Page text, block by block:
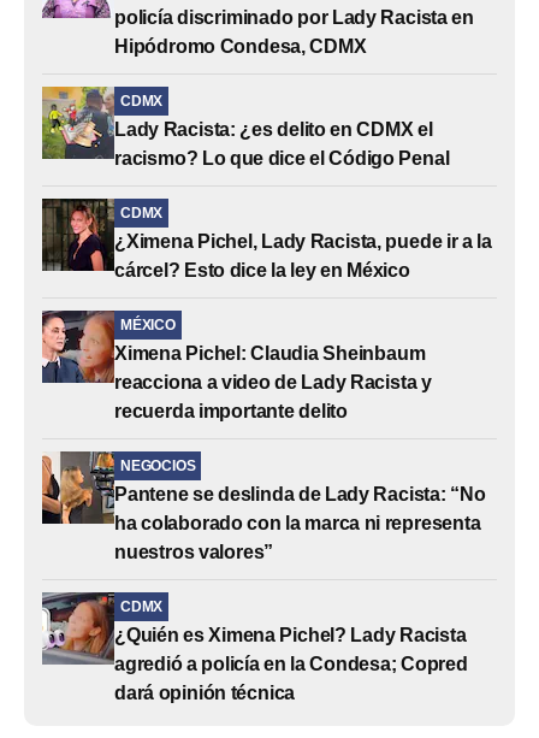
policía discriminado por Lady Racista en
Hipódromo Condesa, CDMX
CDMX
Lady Racista: ¿es delito en CDMX el
racismo? Lo que dice el Código Penal
CDMX
¿Ximena Pichel, Lady Racista, puede ir a la
cárcel? Esto dice la ley en México
MÉXICO
Ximena Pichel: Claudia Sheinbaum
reacciona a video de Lady Racista y
recuerda importante delito
NEGOCIOS
Pantene se deslinda de Lady Racista: “No
ha colaborado con la marca ni representa
nuestros valores”
CDMX
¿Quién es Ximena Pichel? Lady Racista
agredió a policía en la Condesa; Copred
dará opinión técnica